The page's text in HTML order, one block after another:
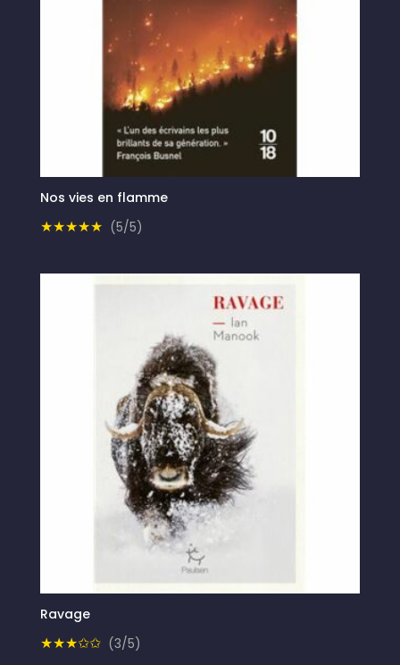
Nos vies en flamme
★★★★★ (5/5)
Ravage
★★★✩✩ (3/5)